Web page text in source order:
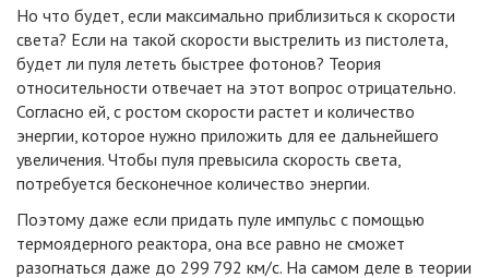
Но что будет, если максимально приблизиться к скорости
света? Если на такой скорости выстрелить из пистолета,
будет ли пуля лететь быстрее фотонов? Теория
относительности отвечает на этот вопрос отрицательно.
Согласно ей, с ростом скорости растет и количество
энергии, которое нужно приложить для ее дальнейшего
увеличения. Чтобы пуля превысила скорость света,
потребуется бесконечное количество энергии.
Поэтому даже если придать пуле импульс с помощью
термоядерного реактора, она все равно не сможет
разогнаться даже до 299 792 км/с. На самом деле в теории